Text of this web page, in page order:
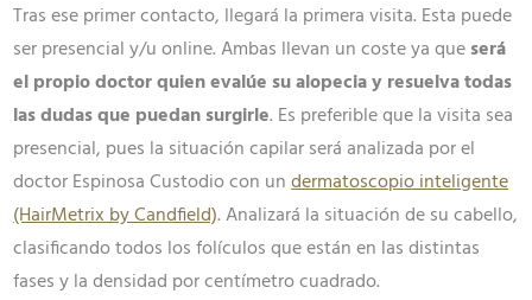
Tras ese primer contacto, llegará la primera visita. Esta puede
ser presencial y/u online. Ambas llevan un coste ya queserá
el propio doctor quien evalúe su alopecia y resuelva todas
las dudas que puedan surgirle. Es preferible que la visita sea
presencial, pues la situación capilar será analizada por el
doctor Espinosa Custodio con undermatoscopio inteligente
(HairMetrix by Candfield). Analizará la situación de su cabello,
clasificando todos los folículos que están en las distintas
fases y la densidad por centímetro cuadrado.